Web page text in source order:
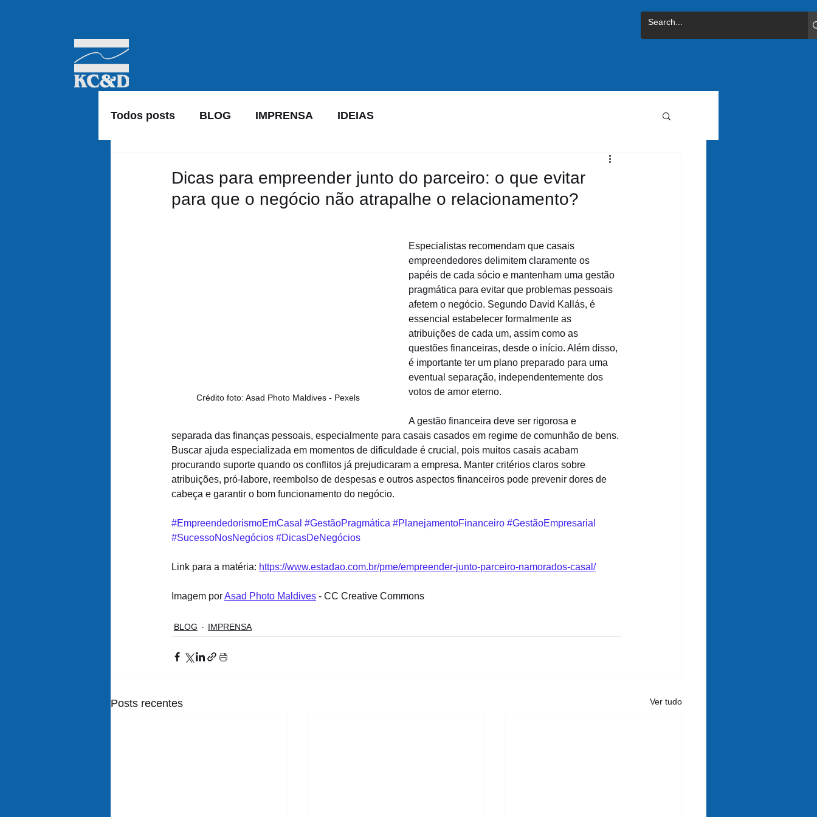
Todos posts BLOG IMPRENSA IDEIAS
Dicas para empreender junto do parceiro: o que evitar
para que o negócio não atrapalhe o relacionamento?
Crédito foto: Asad Photo Maldives - Pexels
Especialistas recomendam que casais
empreendedores delimitem claramente os
papéis de cada sócio e mantenham uma gestão
pragmática para evitar que problemas pessoais
afetem o negócio. Segundo David Kallás, é
essencial estabelecer formalmente as
atribuições de cada um, assim como as
questões financeiras, desde o início. Além disso,
é importante ter um plano preparado para uma
eventual separação, independentemente dos
votos de amor eterno.
A gestão financeira deve ser rigorosa e
separada das finanças pessoais, especialmente para casais casados em regime de comunhão de bens.
Buscar ajuda especializada em momentos de dificuldade é crucial, pois muitos casais acabam
procurando suporte quando os conflitos já prejudicaram a empresa. Manter critérios claros sobre
atribuições, pró-labore, reembolso de despesas e outros aspectos financeiros pode prevenir dores de
cabeça e garantir o bom funcionamento do negócio.
#EmpreendedorismoEmCasal #GestãoPragmática #PlanejamentoFinanceiro #GestãoEmpresarial
#SucessoNosNegócios #DicasDeNegócios
Link para a matéria: https://www.estadao.com.br/pme/empreender-junto-parceiro-namorados-casal/
Imagem por Asad Photo Maldives - CC Creative Commons
BLOG IMPRENSA
Posts recentes Ver tudo